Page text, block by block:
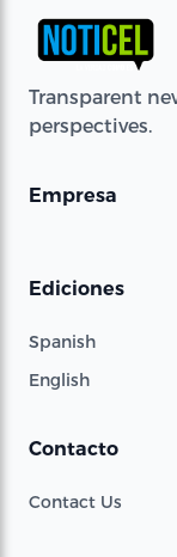
Transparent
perspectives.
Empresa
Ediciones
Spanish
English
Contacto
Contact Us